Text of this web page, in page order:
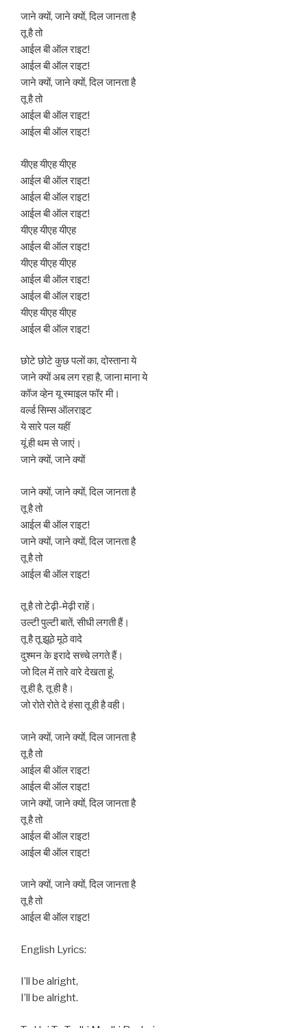
जाने क्यों, जाने क्यों, दिल जानता है
तू है तो
आईल बी ऑल राइट!
आईल बी ऑल राइट!
जाने क्यों, जाने क्यों, दिल जानता है
तू है तो
आईल बी ऑल राइट!
आईल बी ऑल राइट!
यीएह यीएह यीएह
आईल बी ऑल राइट!
आईल बी ऑल राइट!
आईल बी ऑल राइट!
यीएह यीएह यीएह
आईल बी ऑल राइट!
यीएह यीएह यीएह
आईल बी ऑल राइट!
आईल बी ऑल राइट!
यीएह यीएह यीएह
आईल बी ऑल राइट!
छोटे छोटे कुछ पलों का, दोस्ताना ये
जाने क्यों अब लग रहा है, जाना माना ये
कॉज व्हेन यू स्माइल फॉर मी।
वर्ल्ड सिम्स ऑलराइट
ये सारे पल यहीं
यूं ही थम से जाएं।
जाने क्यों, जाने क्यों
जाने क्यों, जाने क्यों, दिल जानता है
तू है तो
आईल बी ऑल राइट!
जाने क्यों, जाने क्यों, दिल जानता है
तू है तो
आईल बी ऑल राइट!
तू है तो टेढ़ी-मेढ़ी राहें।
उल्टी पुल्टी बातें, सीधी लगती हैं।
तू है तू झूठे मूठे वादे
दुश्मन के इरादे सच्चे लगते हैं।
जो दिल में तारे वारे देखता हूं,
तू ही है, तू ही है।
जो रोते रोते दे हंसा तू ही है वही।
जाने क्यों, जाने क्यों, दिल जानता है
तू है तो
आईल बी ऑल राइट!
आईल बी ऑल राइट!
जाने क्यों, जाने क्यों, दिल जानता है
तू है तो
आईल बी ऑल राइट!
आईल बी ऑल राइट!
जाने क्यों, जाने क्यों, दिल जानता है
तू है तो
आईल बी ऑल राइट!
English Lyrics:
I’ll be alright,
I’ll be alright.